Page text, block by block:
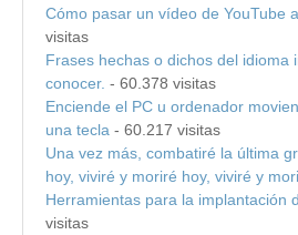
Cómo pasar un vídeo de YouTube
visitas
Frases hechas o dichos del idioma
conocer. - 60.378 visitas
Enciende el PC u ordenador
una tecla - 60.217 visitas
Una vez más, combatiré la última
hoy, viviré y moriré hoy, viviré y
Herramientas para la implantación
visitas